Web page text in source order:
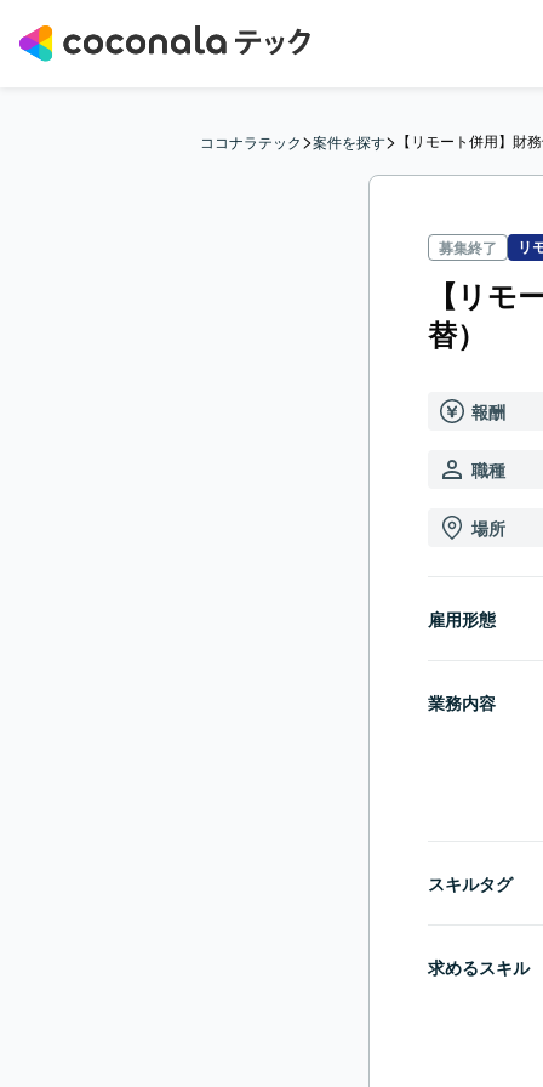
ココナラテック>案件を探す> 【リモート併用】財
募集終了 リ
【リモ
替）
報酬
職種
場所
雇用形態
業務内容
スキルタグ
求めるスキル